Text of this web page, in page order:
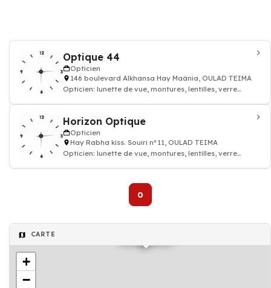
Optique 44
Opticien
146 boulevard Alkhansa Hay Maânia, OULAD TEIMA
Opticien: lunette de vue, montures, lentilles, verre
Horizon Optique
Opticien
Hay Rabha kiss. Souiri n°11, OULAD TEIMA
Opticien: lunette de vue, montures, lentilles, verre
0
CARTE
+
−